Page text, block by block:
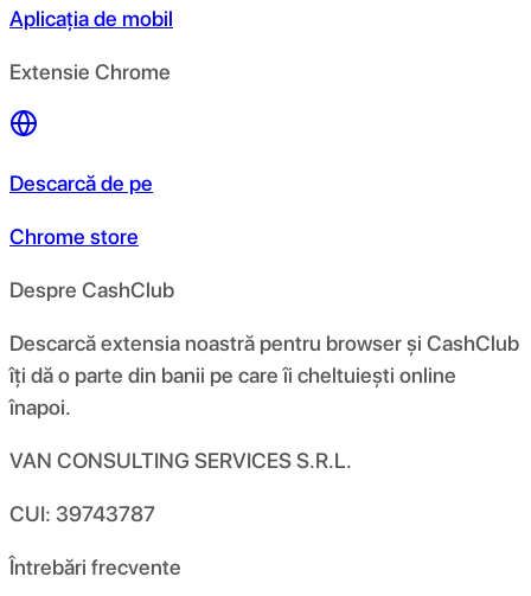
Aplicația de mobil
Extensie Chrome
Descarcă de pe
Chrome store
Despre CashClub
Descarcă extensia noastră pentru browser și CashClub
îți dă o parte din banii pe care îi cheltuiești online
înapoi.
VAN CONSULTING SERVICES S.R.L.
CUI: 39743787
Întrebări frecvente